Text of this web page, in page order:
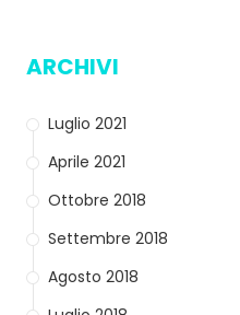
ARCHIVI
Luglio 2021
Aprile 2021
Ottobre 2018
Settembre 2018
Agosto 2018